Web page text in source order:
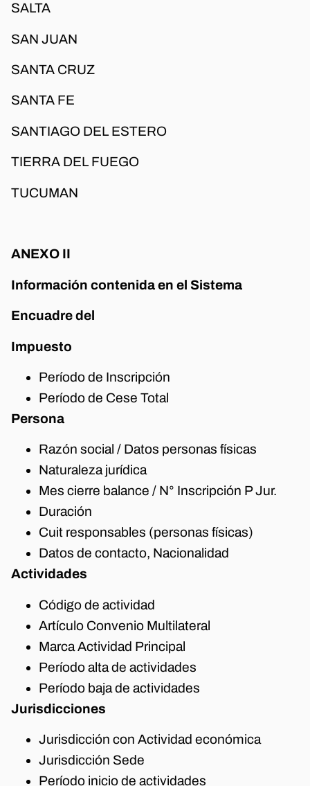
SALTA
SAN JUAN
SANTA CRUZ
SANTA FE
SANTIAGO DEL ESTERO
TIERRA DEL FUEGO
TUCUMAN
ANEXO II
Información contenida en el Sistema
Encuadre del
Impuesto
Período de Inscripción
Período de Cese Total
Persona
Razón social / Datos personas físicas
Naturaleza jurídica
Mes cierre balance / N° Inscripción P Jur.
Duración
Cuit responsables (personas físicas)
Datos de contacto, Nacionalidad
Actividades
Código de actividad
Artículo Convenio Multilateral
Marca Actividad Principal
Período alta de actividades
Período baja de actividades
Jurisdicciones
Jurisdicción con Actividad económica
Jurisdicción Sede
Período inicio de actividades